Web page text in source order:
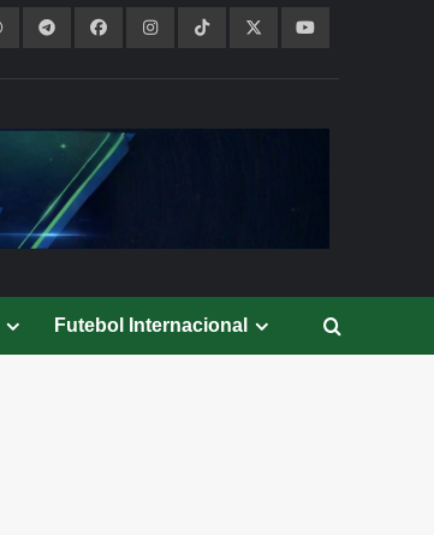
Futebol Internacional